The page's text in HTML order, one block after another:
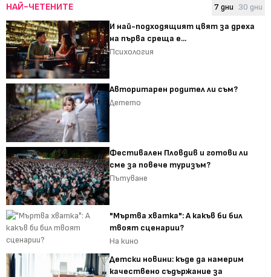
НАЙ-ЧЕТЕНИТЕ 7 дни 30 дни
И най-подходящият цвят за дреха
на първа среща е...
Психология
Авторитарен родител ли съм?
Детето
Фестивален Пловдив и готови ли
сме за повече туризъм?
Пътуване
"Мъртва хватка": А какъв би бил
твоят сценарии?
На кино
Детски новини: къде да намерим
качествено съдържание за